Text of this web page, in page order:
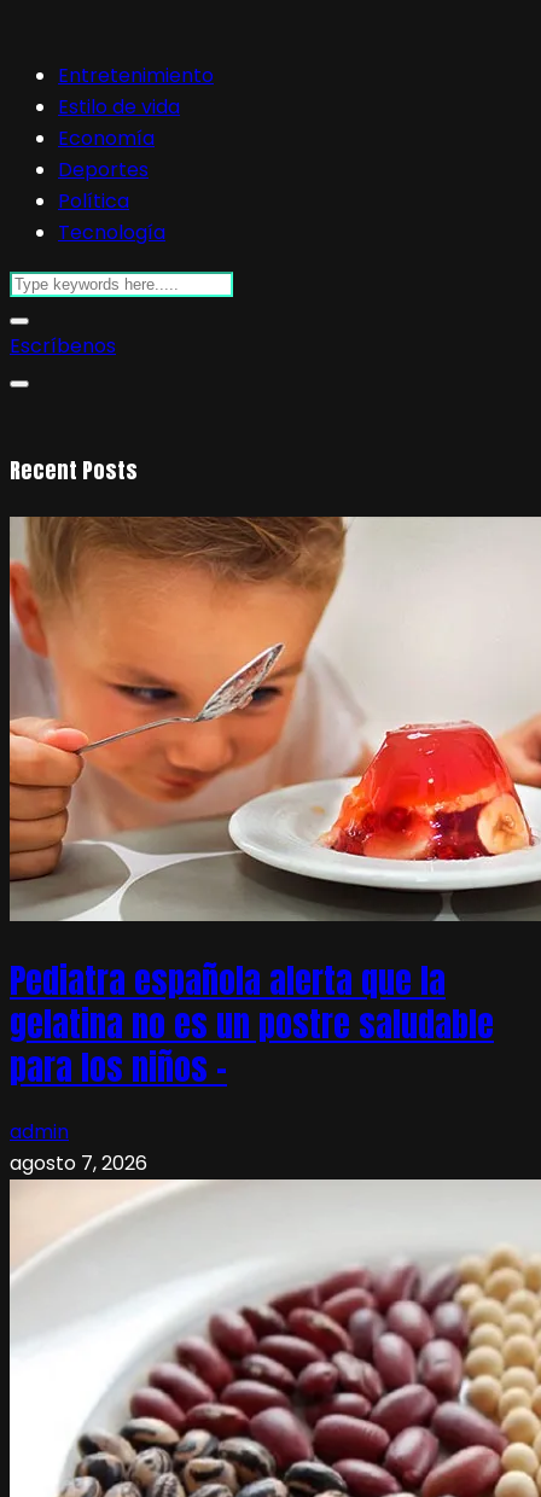
Entretenimiento
Estilo de vida
Economía
Deportes
Política
Tecnología
Escríbenos
Recent Posts
Pediatra española alerta que la
gelatina no es un postre saludable
para los niños –
admin
agosto 7, 2026